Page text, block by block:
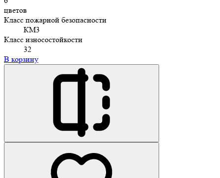
цветов
Класс пожарной безопасности
КМ3
Класс износостойкости
32
В корзину